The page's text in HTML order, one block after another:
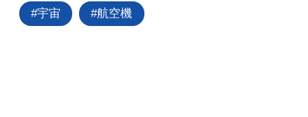
宇宙 航空機